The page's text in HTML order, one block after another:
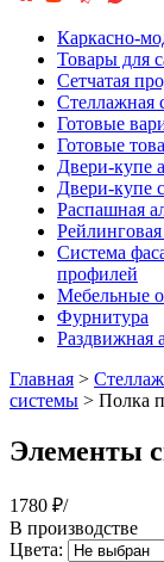
Каркасно-
Товары для
Сетчатая
Cтеллажная
Готовые
Готовые
Двери-купе
Двери-купе
Распашная
Система
профилей
Мебельные
Фурнитура
Главная >
системы > Полка
Элементы
1780 ₽/
В производстве
Цвета: